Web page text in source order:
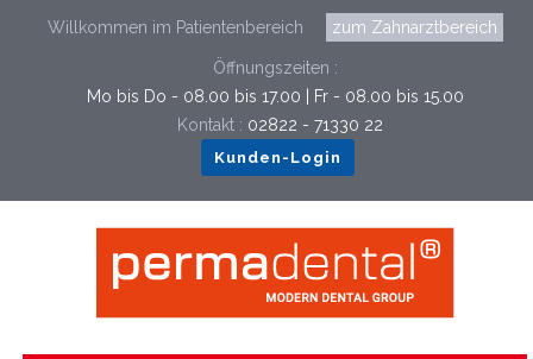
Willkommen im Patientenbereich zum Zahnarztbereich
Öffnungszeiten :
Mo bis Do - 08.00 bis 17.00 | Fr - 08.00 bis 15.00
Kontakt : 02822 - 71330 22
Kunden-Login